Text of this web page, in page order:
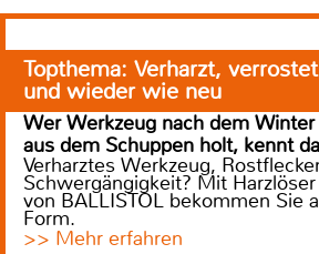
Topthema: Verharzt,
und wieder wie neu
Wer Werkzeug nach dem
aus dem Schuppen holt, kennt
Verharztes Werkzeug,
Schwergängigkeit? Mit
von BALLISTOL bekommen Sie
Form.
>> Mehr erfahren